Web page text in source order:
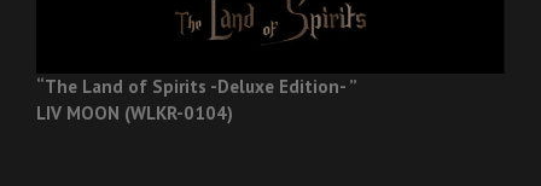
“The Land of Spirits -Deluxe Edition- ”
LIV MOON (WLKR-0104)